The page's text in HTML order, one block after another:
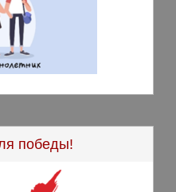
победы!